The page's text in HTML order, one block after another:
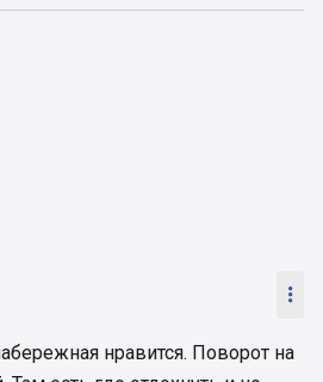

нравится. Поворот на